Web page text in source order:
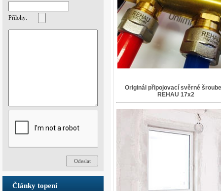
Přílohy:
Články topení
Originál připojovací svěrné
REHAU 17x2